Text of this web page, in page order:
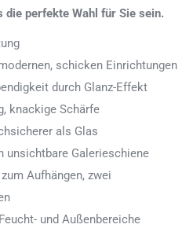
perfekte Wahl für Sie sein.
schicken Einrichtungen
durch Glanz-Effekt
knackige Schärfe
als Glas
unsichtbare Galerieschiene
Aufhängen, zwei
und Außenbereiche